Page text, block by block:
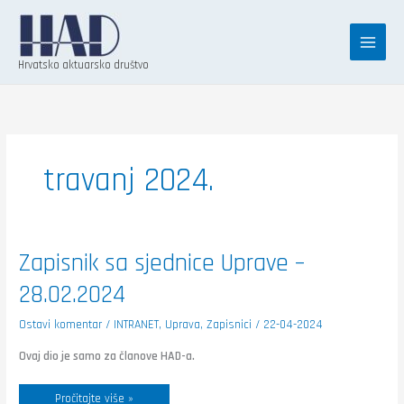
content
Hrvatsko aktuarsko društvo
travanj 2024.
Zapisnik sa sjednice Uprave –
28.02.2024
Ostavi komentar / INTRANET, Uprava,Zapisnici / 22-04-2024
Ovaj dio je samo za članove HAD-a.
Zapisnik
sa
Uprave
–
Pročitajte više »
K
t